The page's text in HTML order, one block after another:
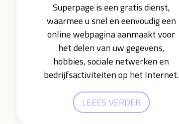
Superpage is een gratis dienst,
waarmee u snel en eenvoudig een
online webpagina aanmaakt voor
het delen van uw gegevens,
hobbies, sociale netwerken en
bedrijfsactiviteiten op het Internet.
LEEES VERDER